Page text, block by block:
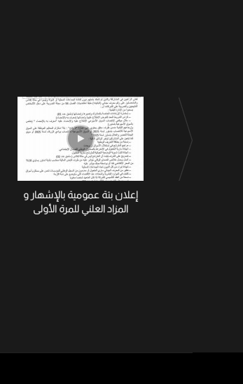
إعلان بتة عمومية بالإشهار و
المزاد العلني للمرة الأولى